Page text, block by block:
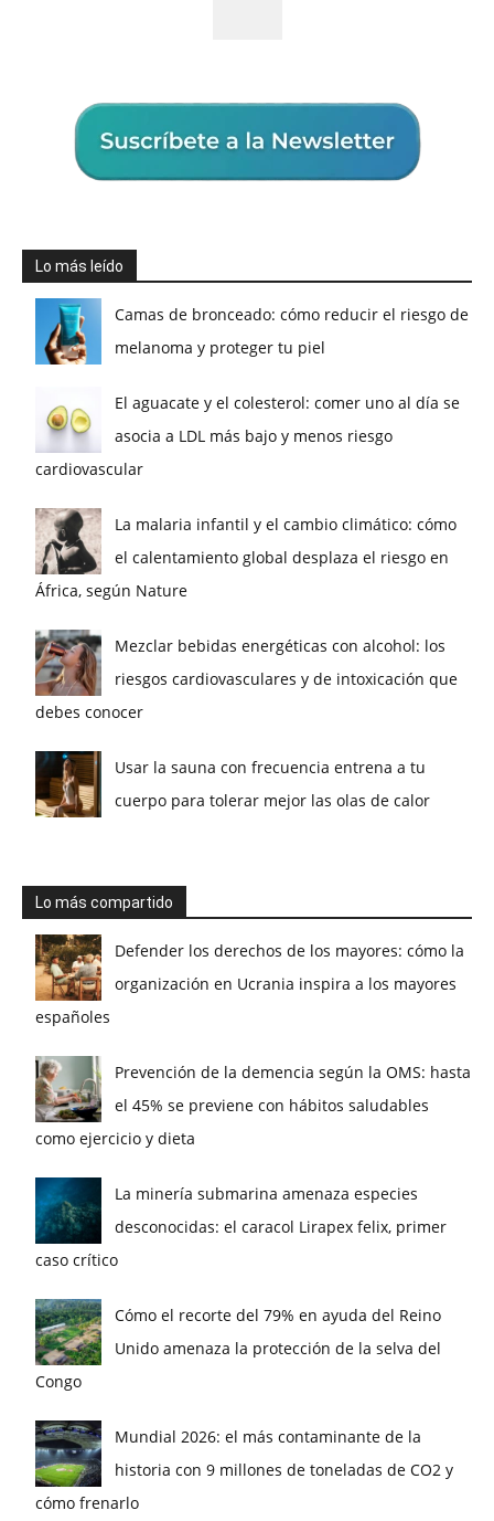
Lo más leído
Camas de bronceado: cómo reducir el riesgo de
melanoma y proteger tu piel
El aguacate y el colesterol: comer uno al día se
asocia a LDL más bajo y menos riesgo
cardiovascular
La malaria infantil y el cambio climático: cómo
el calentamiento global desplaza el riesgo en
África, según Nature
Mezclar bebidas energéticas con alcohol: los
riesgos cardiovasculares y de intoxicación que
debes conocer
Usar la sauna con frecuencia entrena a tu
cuerpo para tolerar mejor las olas de calor
Lo más compartido
Defender los derechos de los mayores: cómo la
organización en Ucrania inspira a los mayores
españoles
Prevención de la demencia según la OMS: hasta
el 45% se previene con hábitos saludables
como ejercicio y dieta
La minería submarina amenaza especies
desconocidas: el caracol Lirapex felix, primer
caso crítico
Cómo el recorte del 79% en ayuda del Reino
Unido amenaza la protección de la selva del
Congo
Mundial 2026: el más contaminante de la
historia con 9 millones de toneladas de CO2 y
cómo frenarlo